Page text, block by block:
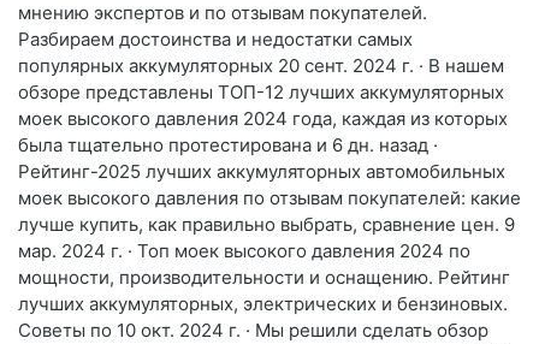
мнению экспертов и по отзывам покупателей.
Разбираем достоинства и недостатки самых
популярных аккумуляторных 20 сент. 2024 г. · В нашем
обзоре представлены ТОП-12 лучших аккумуляторных
моек высокого давления 2024 года, каждая из которых
была тщательно протестирована и 6 дн. назад ·
Рейтинг-2025 лучших аккумуляторных автомобильных
моек высокого давления по отзывам покупателей: какие
лучше купить, как правильно выбрать, сравнение цен. 9
мар. 2024 г. · Топ моек высокого давления 2024 по
мощности, производительности и оснащению. Рейтинг
лучших аккумуляторных, электрических и бензиновых.
Советы по 10 окт. 2024 г. · Мы решили сделать обзор